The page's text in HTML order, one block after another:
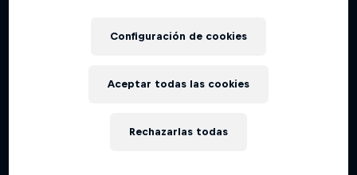
tiempo parcial y corredor privado hasta convertirse
UCI de mountain bike en el espacio de un par de
Configuración de cookies
Rechazarlas todas
Aceptar todas las cookies